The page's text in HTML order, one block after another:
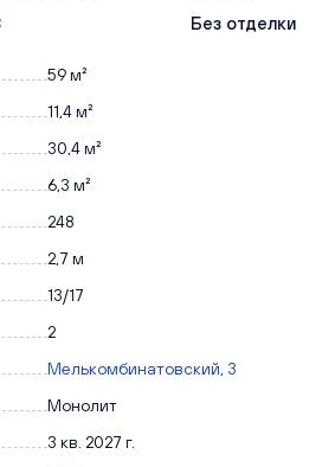
Без отделки
59 м²
11,4 м²
30,4 м²
6,3 м²
248
2,7 м
13/17
2
Мелькомбинатовский, 3
Монолит
3 кв. 2027 г.